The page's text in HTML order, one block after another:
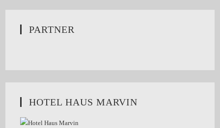
PARTNER
HOTEL HAUS MARVIN